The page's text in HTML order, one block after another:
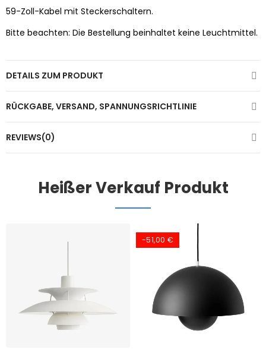
59-Zoll-Kabel mit Steckerschaltern.
Bitte beachten: Die Bestellung beinhaltet keine Leuchtmittel.
DETAILS ZUM PRODUKT
RÜCKGABE, VERSAND, SPANNUNGSRICHTLINIE
REVIEWS(0)
Heißer Verkauf Produkt
-51,00 €